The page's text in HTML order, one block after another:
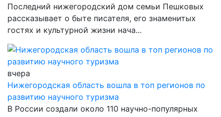
Последний нижегородский дом семьи Пешковых
рассказывает о быте писателя, его знаменитых
гостях и культурной жизни нача...
вчера
Нижегородская область вошла в топ регионов по
развитию научного туризма
В России создали около 110 научно-популярных